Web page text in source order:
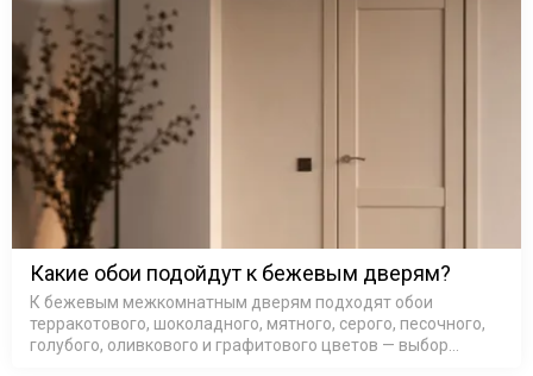
Какие обои подойдут к бежевым дверям?
К бежевым межкомнатным дверям подходят обои
терракотового, шоколадного, мятного, серого, песочного,
голубого, оливкового и графитового цветов — выбор